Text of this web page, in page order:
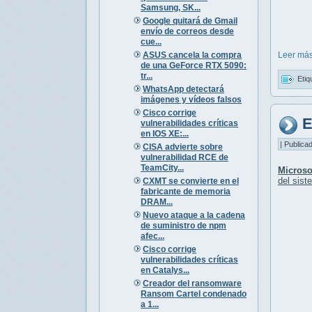
Samsung, SK...
Google quitará de Gmail
envío de correos desde
cue...
ASUS cancela la compra
de una GeForce RTX 5090:
tr...
WhatsApp detectará
imágenes y vídeos falsos
Cisco corrige
vulnerabilidades críticas
en IOS XE:...
CISA advierte sobre
vulnerabilidad RCE de
TeamCity...
CXMT se convierte en el
fabricante de memoria
DRAM...
Nuevo ataque a la cadena
de suministro de npm
afec...
Cisco corrige
vulnerabilidades críticas
en Catalys...
Creador del ransomware
Ransom Cartel condenado
a 1...
Leer
|
del